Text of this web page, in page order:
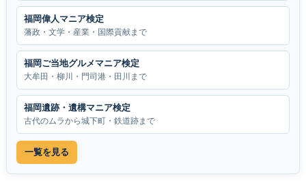
福岡偉人マニア検定
藩政・文学・産業・国際貢献まで
福岡ご当地グルメマニア検定
大牟田・柳川・門司港・田川まで
福岡遺跡・遺構マニア検定
古代のムラから城下町・鉄道跡まで
一覧を見る